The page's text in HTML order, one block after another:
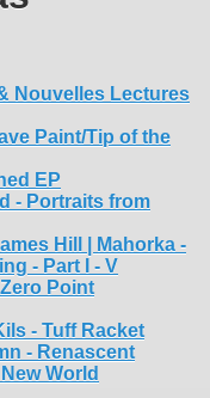
Nouvelles Lectures
Paint/Tip of the
EP
- Portraits from
Hill | Mahorka -
- Part I - V
Point
- Tuff Racket
- Renascent
World